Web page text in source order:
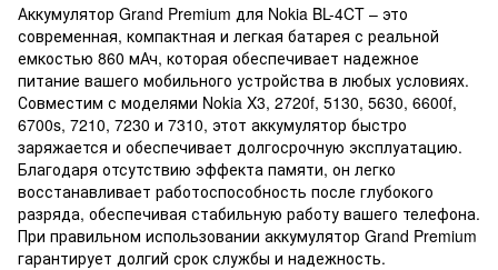
Аккумулятор Grand Premium для Nokia BL-4CT – это
современная, компактная и легкая батарея с реальной
емкостью 860 мАч, которая обеспечивает надежное
питание вашего мобильного устройства в любых условиях.
Совместим с моделями Nokia X3, 2720f, 5130, 5630, 6600f,
6700s, 7210, 7230 и 7310, этот аккумулятор быстро
заряжается и обеспечивает долгосрочную эксплуатацию.
Благодаря отсутствию эффекта памяти, он легко
восстанавливает работоспособность после глубокого
разряда, обеспечивая стабильную работу вашего телефона.
При правильном использовании аккумулятор Grand Premium
гарантирует долгий срок службы и надежность.